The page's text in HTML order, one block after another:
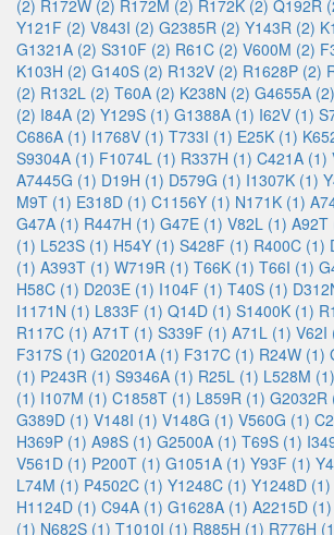
(2) R172W (2) R172M (2) R172K (2) Q192R
Y121F (2) V843I (2) G2385R (2) Y143R (2)
G1321A (2) S310F (2) R61C (2) V600M (2)
K103H (2) G140S (2) R132V (2) R1628P (2)
(2) R132L (2) T60A (2) K238N (2) G4655A (2)
(2) I84A (2) Y129S (1) G1388A (1) I62V (1)
C686A (1) I1768V (1) T733I (1) E25K (1)
S9304A (1) F1074L (1) R337H (1) C421A (1)
A7445G (1) D19H (1) D579G (1) I1307K (1)
M9T (1) E318D (1) C1156Y (1) N171K (1)
G47A (1) R447H (1) G47E (1) V82L (1) A92T
(1) L523S (1) H54Y (1) S428F (1) R400C (1)
(1) A393T (1) W719R (1) T66K (1) T66I (1)
H58C (1) D203E (1) I104F (1) T40S (1)
I1171N (1) L833F (1) Q14D (1) S1400K (1)
R117C (1) A71T (1) S339F (1) A71L (1) V62I
F317S (1) G20201A (1) F317C (1) R24W (1)
(1) P243R (1) S9346A (1) R25L (1) L528M (1)
(1) I107M (1) C1858T (1) L859R (1) G2032R
G389D (1) V148I (1) V148G (1) V560G (1)
H369P (1) A98S (1) G2500A (1) T69S (1)
V561D (1) P200T (1) G1051A (1) Y93F (1)
L74M (1) P4502C (1) Y1248C (1) Y1248D (1)
H1124D (1) C94A (1) G1628A (1) A2215D (1)
(1) N682S (1) T1010I (1) R885H (1) R776H